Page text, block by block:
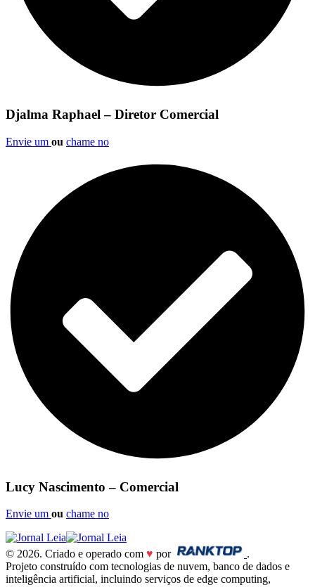
Djalma Raphael – Diretor Comercial
Envie um ou chame no
Lucy Nascimento – Comercial
Envie um ou chame no
© 2026. Criado e operado com ♥ por
.
Projeto construído com tecnologias de nuvem, banco de dados e
inteligência artificial, incluindo serviços de edge computing,